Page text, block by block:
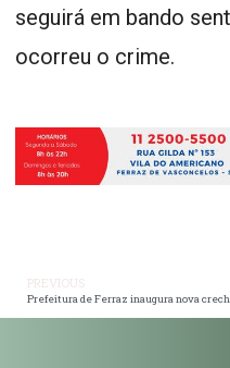
seguirá em bando
ocorreu o crime.